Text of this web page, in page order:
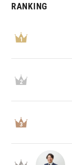
RANKING
1
2
3